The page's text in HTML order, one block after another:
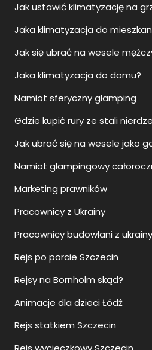
Jak ustawić klimatyzację na
Jaka klimatyzacja do
Jak się ubrać na wesele
Jaka klimatyzacja do domu?
Namiot sferyczny glamping
Gdzie kupić rury ze stali
Jak ubrać się na wesele jako
Namiot glampingowy
Marketing prawników
Pracownicy z Ukrainy
Pracownicy budowlani z ukrainy
Rejs po porcie Szczecin
Rejsy na Bornholm skąd?
Animacje dla dzieci Łódź
Rejs statkiem Szczecin